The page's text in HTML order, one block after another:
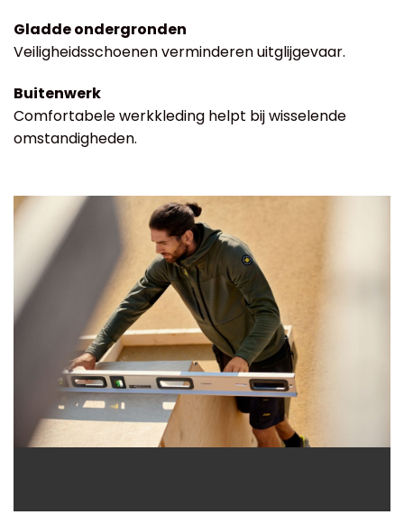
Gladde ondergronden
Veiligheidsschoenen verminderen uitglijgevaar.
Buitenwerk
Comfortabele werkkleding helpt bij wisselende
omstandigheden.